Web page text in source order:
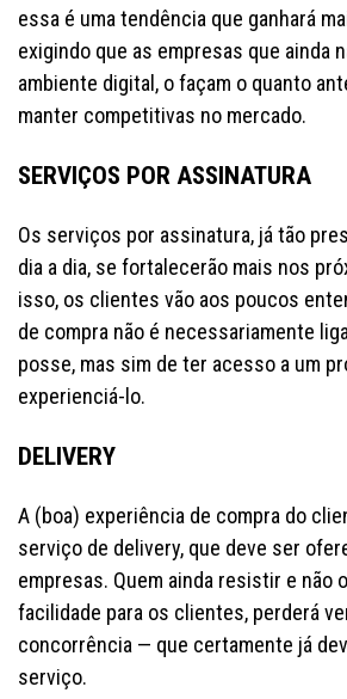
essa é uma tendência que ganhará
exigindo que as empresas que ainda
ambiente digital, o façam o quanto
manter competitivas no mercado.
SERVIÇOS POR ASSINATURA
Os serviços por assinatura, já tão
dia a dia, se fortalecerão mais nos
isso, os clientes vão aos poucos
de compra não é necessariamente
posse, mas sim de ter acesso a um
experienciá-lo.
DELIVERY
A (boa) experiência de compra do
serviço de delivery, que deve ser
empresas. Quem ainda resistir e não
facilidade para os clientes, perderá
concorrência — que certamente já
serviço.